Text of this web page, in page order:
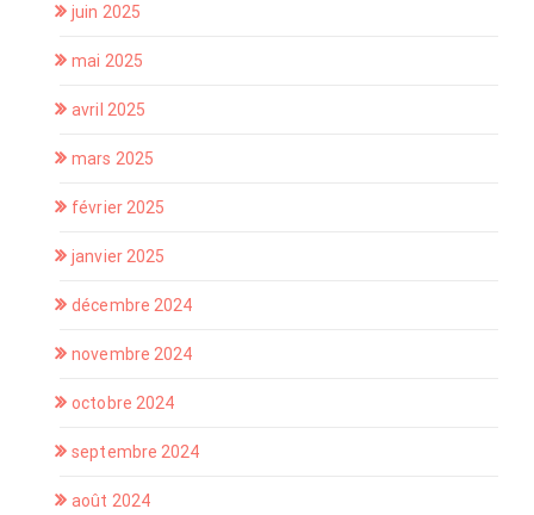
juin 2025
mai 2025
avril 2025
mars 2025
février 2025
janvier 2025
décembre 2024
novembre 2024
octobre 2024
septembre 2024
août 2024